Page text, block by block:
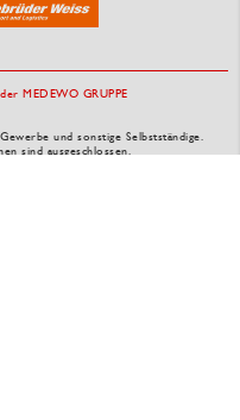
MEDEWO GRUPPE
und sonstige Selbstständige.
sind ausgeschlossen.